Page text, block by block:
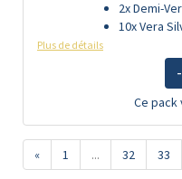
2x Demi-
10x Vera
Plus de détails
-
Ce
« 1 ... 32 33